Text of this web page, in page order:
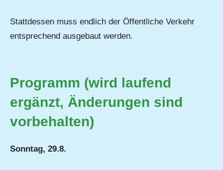
Stattdessen muss endlich der Öffentliche Verkehr
entsprechend ausgebaut werden.
Programm (wird laufend
ergänzt, Änderungen sind
vorbehalten)
Sonntag, 29.8.